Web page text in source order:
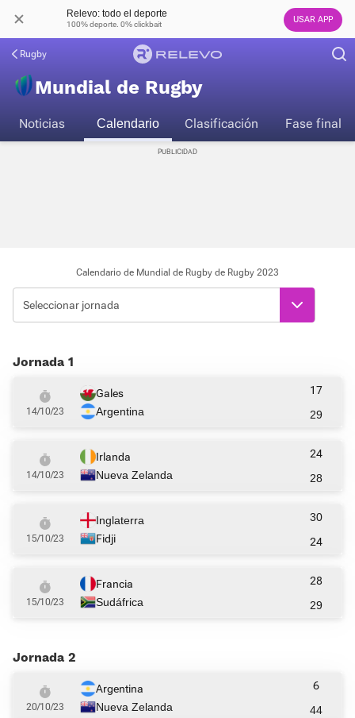
Relevo: todo el deporte
100% deporte. 0% clickbait USAR APP
Rugby
Mundial de Rugby
Noticias Calendario Clasificación Fase final
Calendario de Mundial de Rugby de Rugby 2023
Seleccionar jornada
Jornada 1
14/10/23
Gales
Argentina
17
29
14/10/23
Irlanda
Nueva Zelanda
24
28
15/10/23
Inglaterra
Fidji
30
24
15/10/23
Francia
Sudáfrica
28
29
Jornada 2
20/10/23
Argentina
Nueva Zelanda
6
44